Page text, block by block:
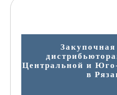
Закупочная
Центральной и
в